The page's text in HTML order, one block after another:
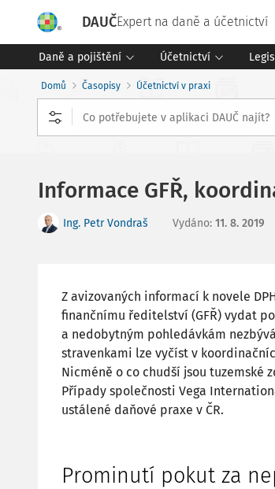
DAUČExpert na daně a účetnictví
Daně a pojištění Účetnictví
Domů Časopisy Účetnictví v praxi
Informace GFŘ,
Ing. Petr Vondraš Vydáno: 11. 8. 2019
Z avizovaných informací k novele
finančnímu ředitelství (GFŘ) vydat
a nedobytným pohledávkám
stravenkami lze vyčíst v
Nicméně o co chudší jsou tuzemské
Případy společnosti Vega
ustálené daňové praxe v ČR.
Prominutí pokut za